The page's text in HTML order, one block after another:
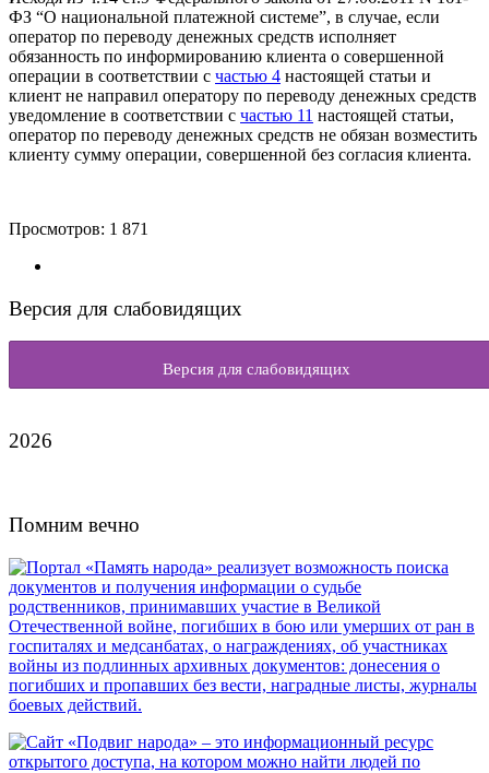
ФЗ “О национальной платежной системе”, в случае, если
оператор по переводу денежных средств исполняет
обязанность по информированию клиента о совершенной
операции в соответствии с частью 4 настоящей статьи и
клиент не направил оператору по переводу денежных средств
уведомление в соответствии с частью 11 настоящей статьи,
оператор по переводу денежных средств не обязан возместить
клиенту сумму операции, совершенной без согласия клиента.
Просмотров: 1 871
Версия для слабовидящих
Версия для слабовидящих
2026
Помним вечно